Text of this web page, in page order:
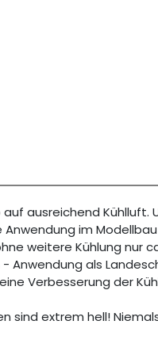
ausreichend Kühlluft.
Anwendung im
weitere Kühlung nur
Anwendung als
Verbesserung der
sind extrem hell!